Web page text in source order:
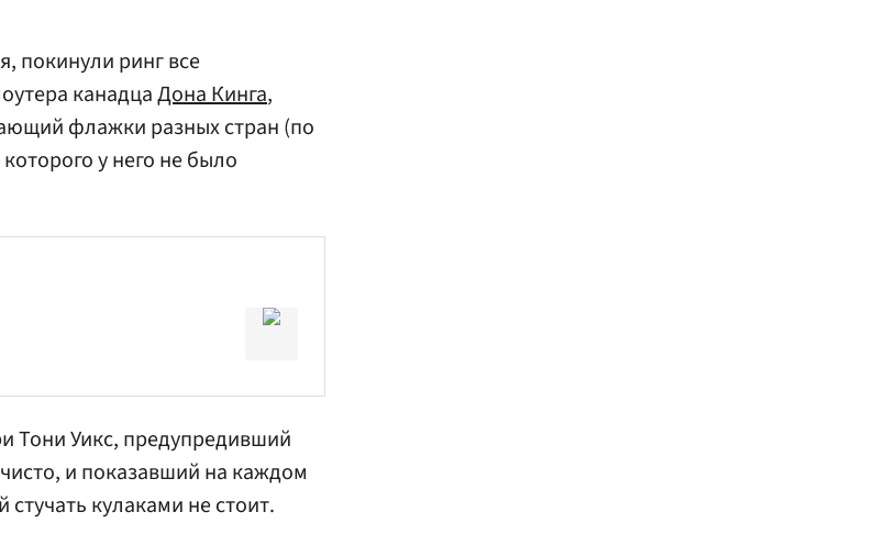
покинули ринг все
канадцаДона Кинга,
флажки разных стран (по
у него не было
Тони Уикс, предупредивший
и показавший на каждом
кулаками не стоит.